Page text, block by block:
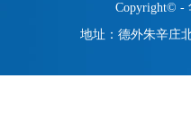
Copyright© -
地址：德外朱辛庄